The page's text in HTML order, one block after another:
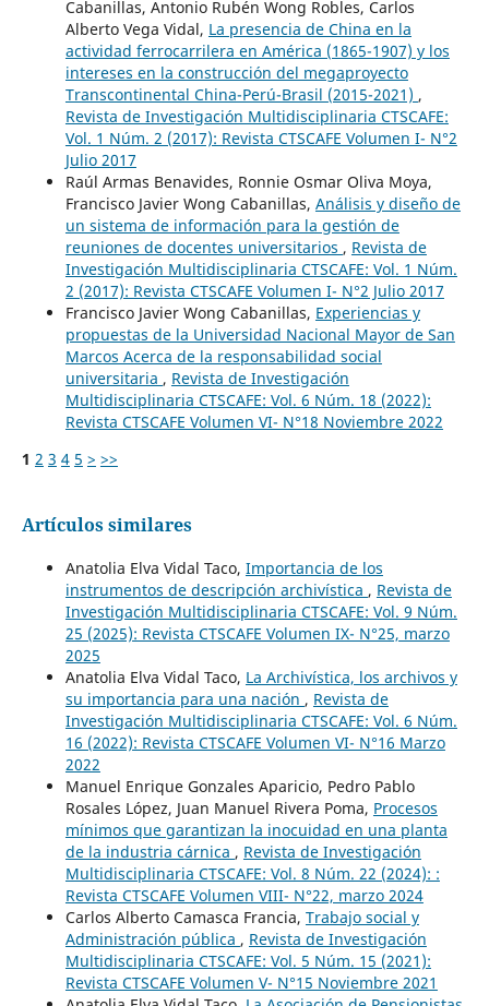
Cabanillas, Antonio Rubén Wong Robles, Carlos
Alberto Vega Vidal, La presencia de China en la
actividad ferrocarrilera en América (1865-1907) y los
intereses en la construcción del megaproyecto
Transcontinental China-Perú-Brasil (2015-2021) ,
Revista de Investigación Multidisciplinaria CTSCAFE:
Vol. 1 Núm. 2 (2017): Revista CTSCAFE Volumen I- N°2
Julio 2017
Raúl Armas Benavides, Ronnie Osmar Oliva Moya,
Francisco Javier Wong Cabanillas, Análisis y diseño de
un sistema de información para la gestión de
reuniones de docentes universitarios , Revista de
Investigación Multidisciplinaria CTSCAFE: Vol. 1 Núm.
2 (2017): Revista CTSCAFE Volumen I- N°2 Julio 2017
Francisco Javier Wong Cabanillas, Experiencias y
propuestas de la Universidad Nacional Mayor de San
Marcos Acerca de la responsabilidad social
universitaria , Revista de Investigación
Multidisciplinaria CTSCAFE: Vol. 6 Núm. 18 (2022):
Revista CTSCAFE Volumen VI- N°18 Noviembre 2022
1 2 3 4 5 > >>
Artículos similares
Anatolia Elva Vidal Taco, Importancia de los
instrumentos de descripción archivística , Revista de
Investigación Multidisciplinaria CTSCAFE: Vol. 9 Núm.
25 (2025): Revista CTSCAFE Volumen IX- N°25, marzo
2025
Anatolia Elva Vidal Taco, La Archivística, los archivos y
su importancia para una nación , Revista de
Investigación Multidisciplinaria CTSCAFE: Vol. 6 Núm.
16 (2022): Revista CTSCAFE Volumen VI- N°16 Marzo
2022
Manuel Enrique Gonzales Aparicio, Pedro Pablo
Rosales López, Juan Manuel Rivera Poma, Procesos
mínimos que garantizan la inocuidad en una planta
de la industria cárnica , Revista de Investigación
Multidisciplinaria CTSCAFE: Vol. 8 Núm. 22 (2024): :
Revista CTSCAFE Volumen VIII- N°22, marzo 2024
Carlos Alberto Camasca Francia, Trabajo social y
Administración pública , Revista de Investigación
Multidisciplinaria CTSCAFE: Vol. 5 Núm. 15 (2021):
Revista CTSCAFE Volumen V- N°15 Noviembre 2021